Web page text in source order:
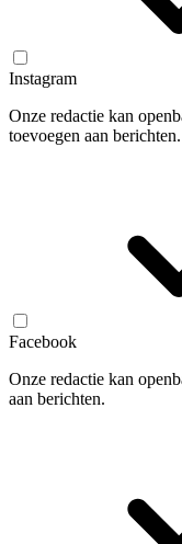
Instagram
Onze redactie kan
toevoegen aan berichten.
Facebook
Onze redactie kan
aan berichten.